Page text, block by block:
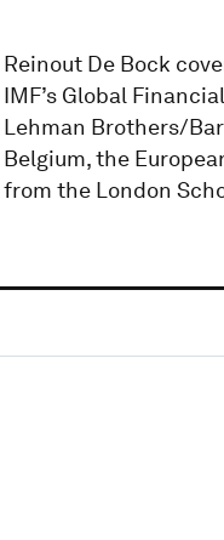
Reinout De Bock
IMF’s Global
Lehman Brothers/
Belgium, the
from the London